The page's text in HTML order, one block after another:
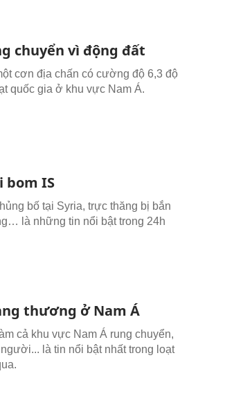
chuyển vì động đất
cơn địa chấn có cường độ 6,3 độ
quốc gia ở khu vực Nam Á.
bom IS
bố tại Syria, trực thăng bị bắn
là những tin nổi bật trong 24h
thương ở Nam Á
cả khu vực Nam Á rung chuyển,
là tin nổi bật nhất trong loạt